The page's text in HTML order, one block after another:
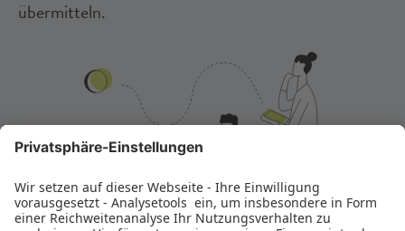
übermitteln.